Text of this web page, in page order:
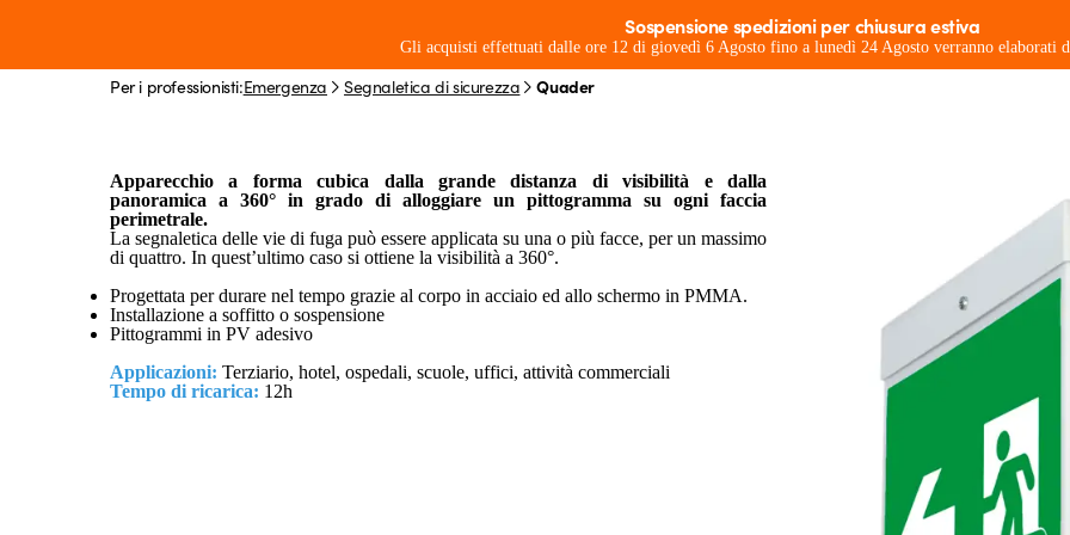
Sospensione spedizioni per chiusura estiva
Gli acquisti effettuati dalle ore 12 di giovedì 6 Agosto fino a lunedì 24 Agosto verranno elaborati
Quader
Apparecchio di segnaletica con visibilità a 360 gradi da grande distanza
Per i professionisti:Emergenza Segnaletica di sicurezza Quader
Apparecchio a forma cubica dalla grande distanza di visibilità e dalla
panoramica a 360° in grado di alloggiare un pittogramma su ogni faccia
perimetrale.
La segnaletica delle vie di fuga può essere applicata su una o più facce, per un massimo
di quattro. In quest’ultimo caso si ottiene la visibilità a 360°.
Progettata per durare nel tempo grazie al corpo in acciaio ed allo schermo in PMMA.
Installazione a soffitto o sospensione
Pittogrammi in PV adesivo
Applicazioni: Terziario, hotel, ospedali, scuole, uffici, attività commerciali
Tempo di ricarica: 12h